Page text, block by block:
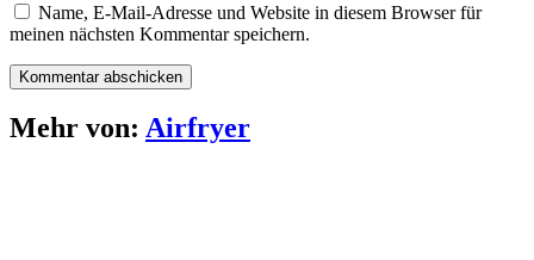
Name, E-Mail-Adresse und Website in diesem Browser für
meinen nächsten Kommentar speichern.
Mehr von: Airfryer